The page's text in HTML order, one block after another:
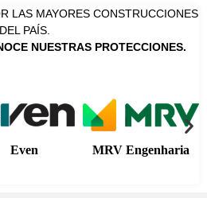
LAS MAYORES CONSTRUCCIONES
DEL PAÍS.
NUESTRAS PROTECCIONES.
Even MRV Engenharia